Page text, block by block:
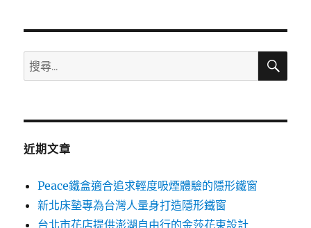
搜
尋
鍵
搜
近期文章
Peace鐵盒適合追求輕度吸煙體驗的隱形鐵窗
新北床墊專為台灣人量身打造隱形鐵窗
台北市花店提供澎湖自由行的金莎花束設計